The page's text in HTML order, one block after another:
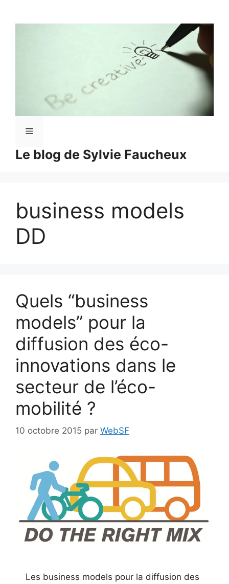
Le blog de Sylvie Faucheux
Menu
business models
DD
Quels “business
models” pour la
diffusion des éco-
innovations dans le
secteur de l’éco-
mobilité ?
10 octobre 2015 par WebSF
Les business models pour la diffusion des